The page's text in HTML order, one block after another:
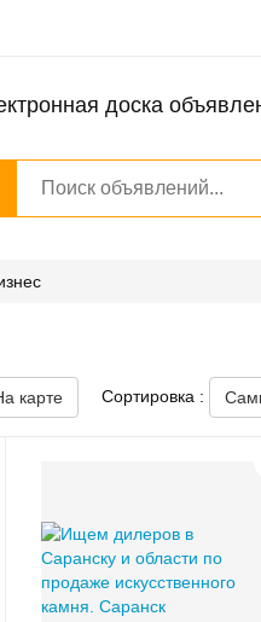
доска
карте Сортировка :